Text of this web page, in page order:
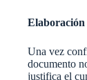
Elaboración
Una vez
documento
justifica el